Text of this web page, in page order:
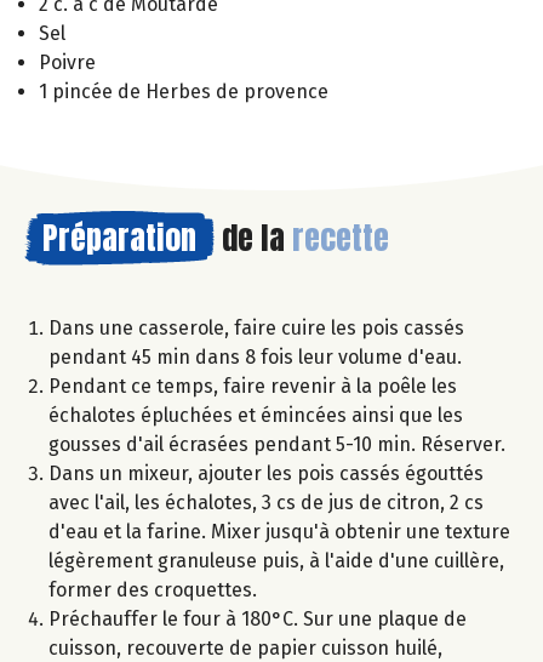
2 c. à c de Moutarde
Sel
Poivre
1 pincée de Herbes de provence
Préparation de la recette
Dans une casserole, faire cuire les pois cassés
pendant 45 min dans 8 fois leur volume d'eau.
Pendant ce temps, faire revenir à la poêle les
échalotes épluchées et émincées ainsi que les
gousses d'ail écrasées pendant 5-10 min. Réserver.
Dans un mixeur, ajouter les pois cassés égouttés
avec l'ail, les échalotes, 3 cs de jus de citron, 2 cs
d'eau et la farine. Mixer jusqu'à obtenir une texture
légèrement granuleuse puis, à l'aide d'une cuillère,
former des croquettes.
Préchauffer le four à 180°C. Sur une plaque de
cuisson, recouverte de papier cuisson huilé,